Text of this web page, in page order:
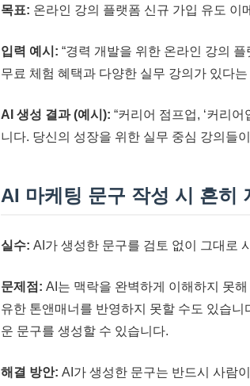
목표: 온라인 강의 플랫폼 신규 가입 유도 이
입력 예시: “경력 개발을 위한 온라인 강의
무료 체험 혜택과 다양한 실무 강의가 있다
AI 생성 결과 (예시): “커리어 점프업, ‘커리어
니다. 당신의 성장을 위한 실무 중심 강의들
AI 마케팅 문구 작성 시 흔히
실수: AI가 생성한 문구를 검토 없이 그대로
문제점: AI는 맥락을 완벽하게 이해하지 못
유한 톤앤매너를 반영하지 못할 수도 있습
운 문구를 생성할 수 있습니다.
해결 방안: AI가 생성한 문구는 반드시 사람